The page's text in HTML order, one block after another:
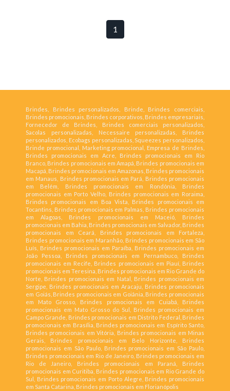
1
Brindes, Brindes personalizados, Brinde, Brindes comerciais,
Brindes promocionais, Brindes corporativos, Brindes empresariais,
Fornecedor de Brindes, Brindes comerciais personalizados,
Sacolas personalizadas, Necessaire personalizadas, Brindes
personalizados, Ecobags personalizadas, Squeezes personalizados,
Brinde promocional, Marketing promocional, Empresa de Brindes,
Brindes promocionais em Acre, Brindes promocionais em Rio
Branco, Brindes promocionais em Amapá, Brindes promocionais em
Macapá, Brindes promocionais em Amazonas, Brindes promocionais
em Manaus, Brindes promocionais em Pará, Brindes promocionais
em Belém, Brindes promocionais em Rondônia, Brindes
promocionais em Porto Velho, Brindes promocionais em Roraima,
Brindes promocionais em Boa Vista, Brindes promocionais em
Tocantins, Brindes promocionais em Palmas, Brindes promocionais
em Alagoas, Brindes promocionais em Maceió, Brindes
promocionais em Bahia, Brindes promocionais em Salvador, Brindes
promocionais em Ceará, Brindes promocionais em Fortaleza,
Brindes promocionais em Maranhão, Brindes promocionais em São
Luís, Brindes promocionais em Paraíba, Brindes promocionais em
João Pessoa, Brindes promocionais em Pernambuco, Brindes
promocionais em Recife, Brindes promocionais em Piauí, Brindes
promocionais em Teresina, Brindes promocionais em Rio Grande do
Norte, Brindes promocionais em Natal, Brindes promocionais em
Sergipe, Brindes promocionais em Aracaju, Brindes promocionais
em Goiás, Brindes promocionais em Goiânia, Brindes promocionais
em Mato Grosso, Brindes promocionais em Cuiabá, Brindes
promocionais em Mato Grosso do Sul, Brindes promocionais em
Campo Grande, Brindes promocionais em Distrito Federal, Brindes
promocionais em Brasília, Brindes promocionais em Espírito Santo,
Brindes promocionais em Vitória, Brindes promocionais em Minas
Gerais, Brindes promocionais em Belo Horizonte, Brindes
promocionais em São Paulo, Brindes promocionais em São Paulo,
Brindes promocionais em Rio de Janeiro, Brindes promocionais em
Rio de Janeiro, Brindes promocionais em Paraná, Brindes
promocionais em Curitiba, Brindes promocionais em Rio Grande do
Sul, Brindes promocionais em Porto Alegre, Brindes promocionais
em Santa Catarina, Brindes promocionais em Florianópolis